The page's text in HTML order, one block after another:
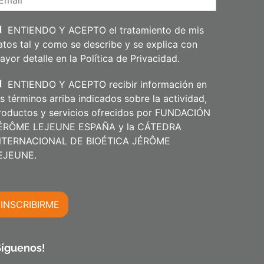
l
i
o
s
ENTIENDO Y ACEPTO el tratamiento de mis
tal y como se describe y se explica con
detalle en la Política de Privacidad.
ENTIENDO Y ACEPTO recibir información en
términos arriba indicados sobre la actividad,
y servicios ofrecidos por FUNDACIÓN
LEJEUNE ESPAÑA y la CÁTEDRA
DE BIOÉTICA JÉRÔME
INSCRIBIRME